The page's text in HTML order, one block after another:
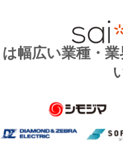
は幅広い業種・